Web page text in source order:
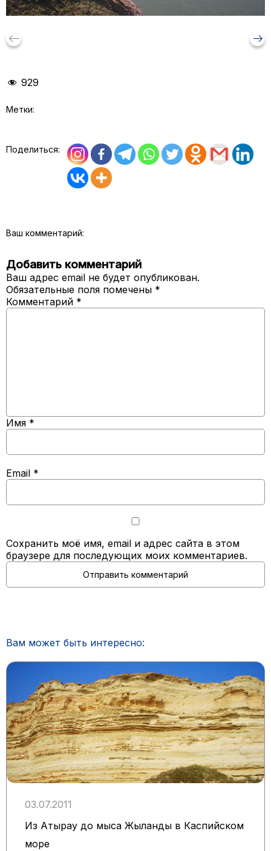
keyboard_backspace arrow_right_alt
929
Метки:
Поделиться:
Ваш комментарий:
Добавить комментарий
Ваш адрес email не будет опубликован.
Обязательные поля помечены *
Комментарий *
Имя *
Email *
Сохранить моё имя, email и адрес сайта в этом
браузере для последующих моих комментариев.
Вам может быть интересно:
03.07.2011
Из Атырау до мыса Жыланды в Каспийском
море